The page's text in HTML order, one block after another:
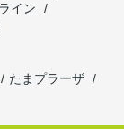
イン
たまプラーザ